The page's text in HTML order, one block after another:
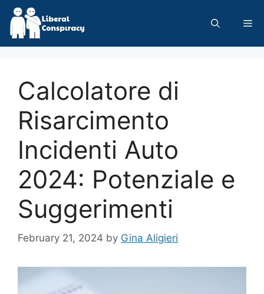
Skip
content
Calcolatore di
Risarcimento
Incidenti Auto
2024: Potenziale e
Suggerimenti
February 21, 2024 by Gina Aligieri